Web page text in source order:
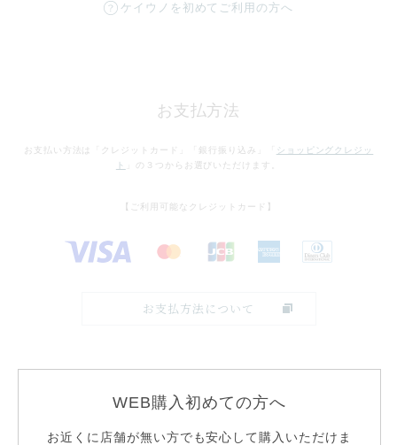
ケイウノを初めてご利用の方へ
お支払方法
お支払い方法は「クレジットカード」「銀行振り込み」「
ショッピングクレジッ
ト
」の３つからお選びいただけます。
【ご利用可能なクレジットカード】
お支払方法について
ケイウノのサービス
WEB購入初めての方へ
お近くに店舗が無い方でも安心して購入いただけま